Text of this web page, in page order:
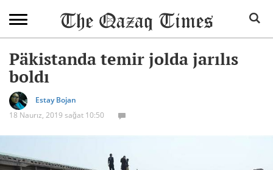
Päkistanda temir jolda jarılıs
boldı
Estay Bojan
18 Naurız, 2019 sağat 10:50